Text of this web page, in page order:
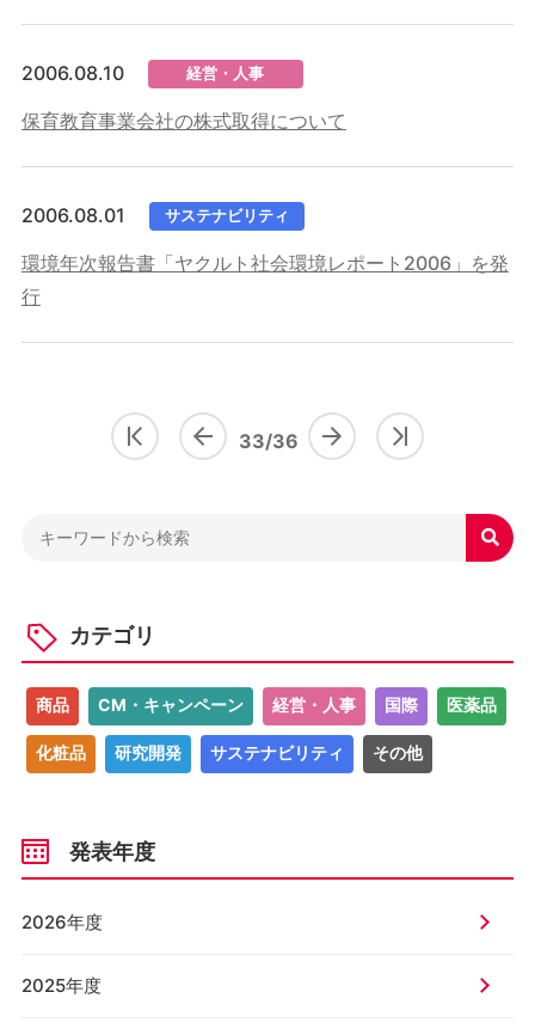
2006.08.10 経営・人事
保育教育事業会社の株式取得について
2006.08.01 サステナビリティ
環境年次報告書「ヤクルト社会環境レポート2006」を発
行
33/36

カテゴリ
商品 CM・キャンペーン 経営・人事 国際 医薬品
化粧品 研究開発 サステナビリティ その他
発表年度
2026年度
2025年度